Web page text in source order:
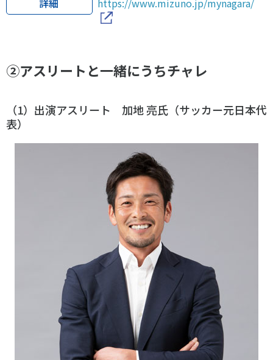
②アスリートと一緒にうちチャレ
（1）出演アスリート 加地 亮氏（サッカー元日本代
表）